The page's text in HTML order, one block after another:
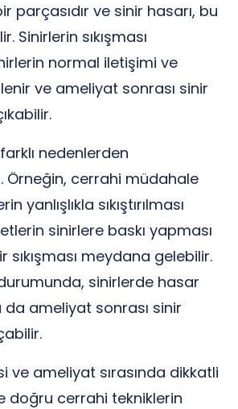
parçasıdır ve sinir hasarı, bu
Sinirlerin sıkışması
normal iletişimi ve
ve ameliyat sonrası sinir
farklı nedenlerden
Örneğin, cerrahi müdahale
yanlışlıkla sıkıştırılması
sinirlere baskı yapması
sıkışması meydana gelebilir.
durumunda, sinirlerde hasar
ameliyat sonrası sinir
ve ameliyat sırasında dikkatli
doğru cerrahi tekniklerin